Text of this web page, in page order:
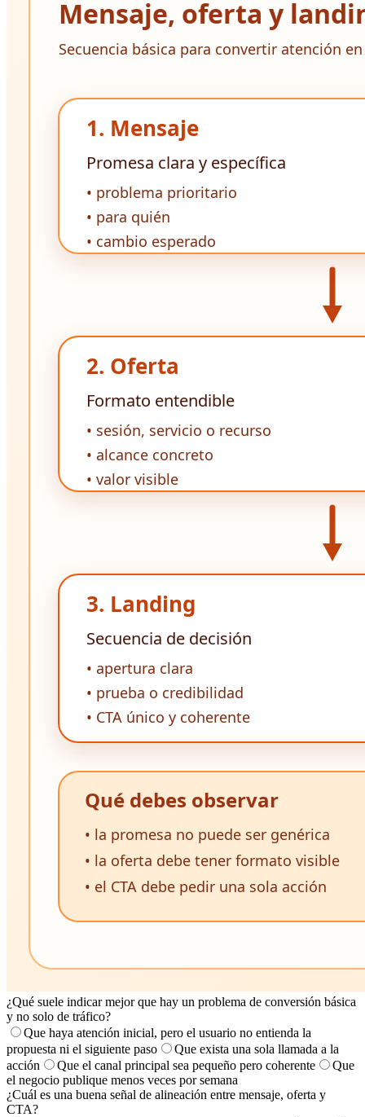
¿Qué suele indicar mejor que hay un problema de conversión básica
y no solo de tráfico?
Que haya atención inicial, pero el usuario no entienda la
propuesta ni el siguiente paso
Que exista una sola llamada a la
acción
Que el canal principal sea pequeño pero coherente
Que
el negocio publique menos veces por semana
¿Cuál es una buena señal de alineación entre mensaje, oferta y
CTA?